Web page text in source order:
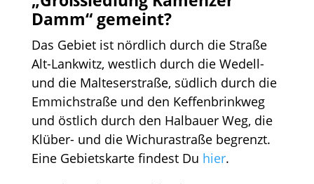
Damm“ gemeint?
Das Gebiet ist nördlich durch die Straße
Alt-Lankwitz, westlich durch die Wedell-
und die Malteserstraße, südlich durch die
Emmichstraße und den Keffenbrinkweg
und östlich durch den Halbauer Weg, die
Klüber- und die Wichurastraße begrenzt.
Eine Gebietskarte findest Du hier.